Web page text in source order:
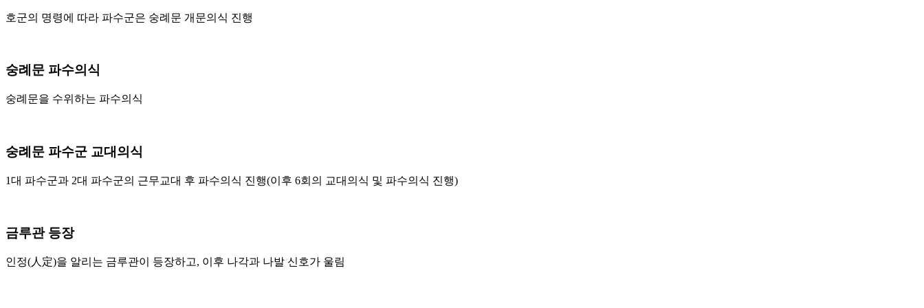
호군의 명령에 따라 파수군은 숭례문 개문의식 진행
숭례문 파수의식
숭례문을 수위하는 파수의식
숭례문 파수군 교대의식
1대 파수군과 2대 파수군의 근무교대 후 파수의식 진행(이후 6회의 교대의식 및 파수의식 진행)
금루관 등장
인정(人定)을 알리는 금루관이 등장하고, 이후 나각과 나발 신호가 울림